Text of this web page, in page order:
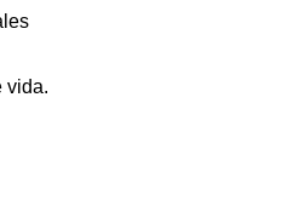
vida.